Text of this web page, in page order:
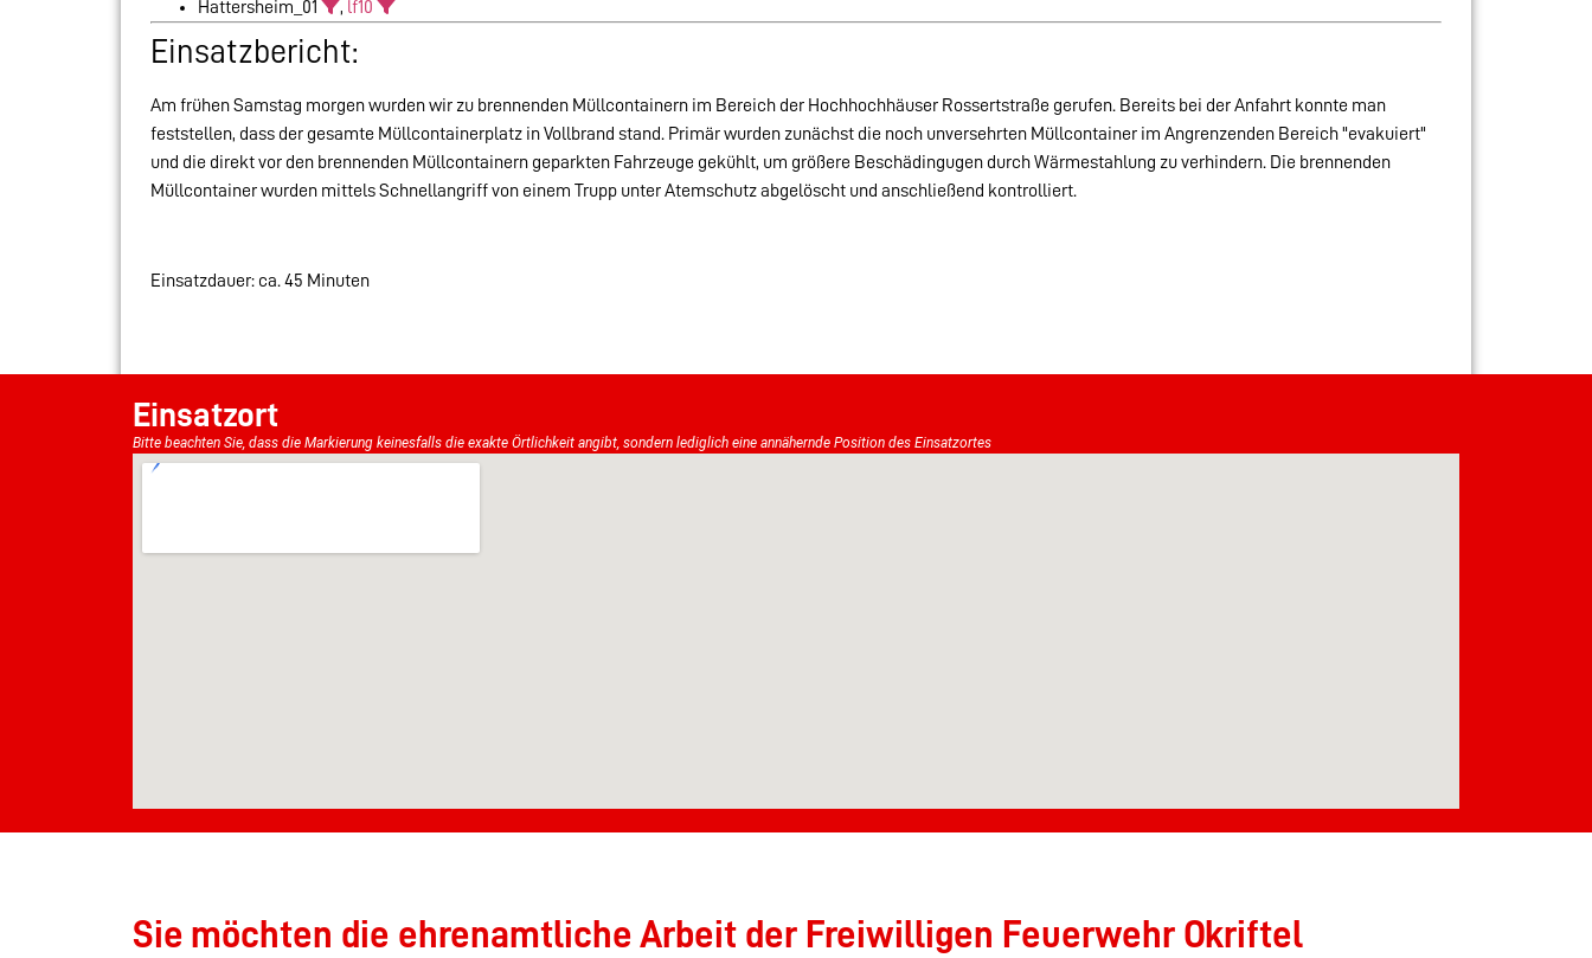
Hattersheim_01
, lf10
Einsatzbericht:
Am frühen Samstag morgen wurden wir zu brennenden Müllcontainern im Bereich der Hochhochhäuser Rossertstraße gerufen. Bereits bei der Anfahrt konnte man
feststellen, dass der gesamte Müllcontainerplatz in Vollbrand stand. Primär wurden zunächst die noch unversehrten Müllcontainer im Angrenzenden Bereich "evakuiert"
und die direkt vor den brennenden Müllcontainern geparkten Fahrzeuge gekühlt, um größere Beschädingugen durch Wärmestahlung zu verhindern. Die brennenden
Müllcontainer wurden mittels Schnellangriff von einem Trupp unter Atemschutz abgelöscht und anschließend kontrolliert.
Einsatzdauer: ca. 45 Minuten
Einsatzort
Bitte beachten Sie, dass die Markierung keinesfalls die exakte Örtlichkeit angibt, sondern lediglich eine annähernde Position des Einsatzortes
Sie möchten die ehrenamtliche Arbeit der Freiwilligen Feuerwehr Okriftel